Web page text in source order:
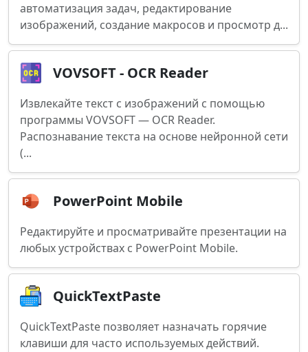
автоматизация задач, редактирование
изображений, создание макросов и просмотр д...
VOVSOFT - OCR Reader
Извлекайте текст с изображений с помощью
программы VOVSOFT — OCR Reader.
Распознавание текста на основе нейронной сети
(...
PowerPoint Mobile
Редактируйте и просматривайте презентации на
любых устройствах с PowerPoint Mobile.
QuickTextPaste
QuickTextPaste позволяет назначать горячие
клавиши для часто используемых действий.